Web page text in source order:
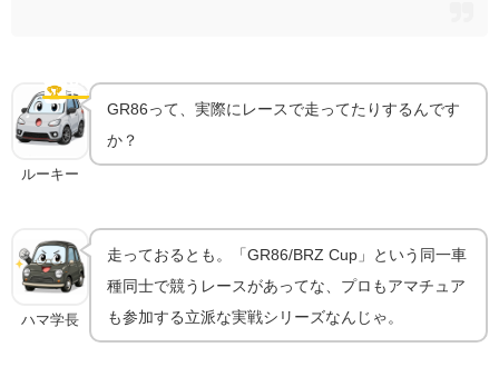
🏆モータースポーツ
GR86/BRZ Cup｜ワンメイクレースという実戦の場
ルーキー
GR86って、実際にレースで走ってたりするんです
か？
ハマ学長
走っておるとも。「GR86/BRZ Cup」という同一車
種同士で競うレースがあってな、プロもアマチュア
も参加する立派な実戦シリーズなんじゃ。